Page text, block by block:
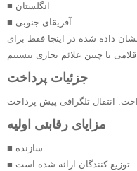
■ انگلستان
■ آفریقای جنوبی
داده شده در اینجا فقط برای
جزئیات پرداخت
مزایای رقابتی اولیه
■ سازنده
■ توزیع کنندگان ارائه شده است